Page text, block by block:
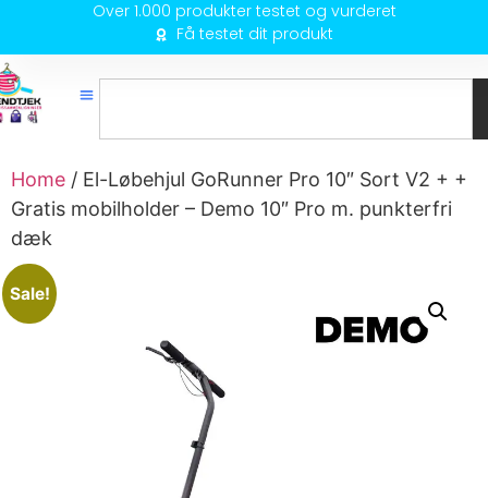
Over 1.000 produkter testet og vurderet
Få testet dit produkt
Home / El-Løbehjul GoRunner Pro 10″ Sort V2 + +
Gratis mobilholder – Demo 10″ Pro m. punkterfri
dæk
Sale!